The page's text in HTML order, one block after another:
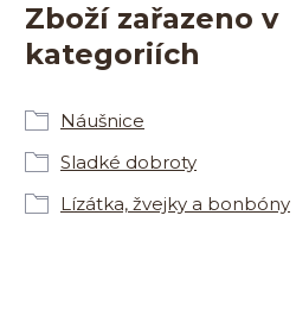
Zboží zařazeno v
kategoriích
Náušnice
Sladké dobroty
Lízátka, žvejky a bonbóny